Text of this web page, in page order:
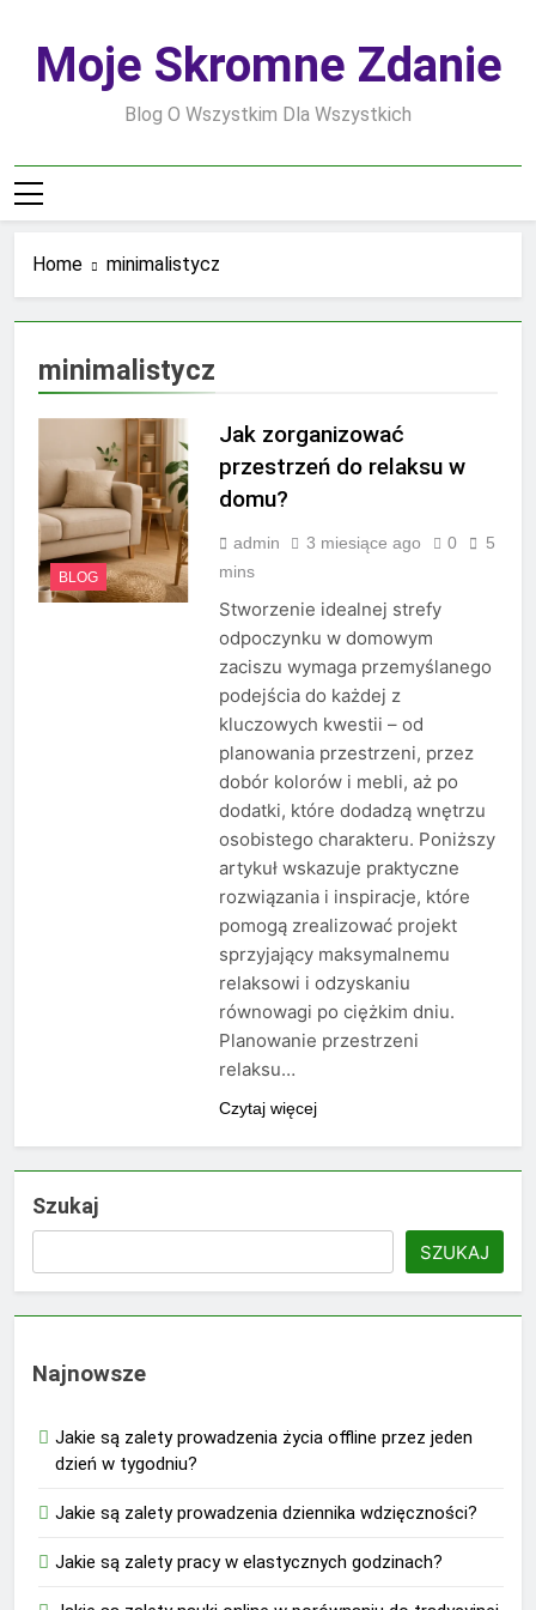
contentMoje Skromne Zdanie
Blog O Wszystkim Dla Wszystkich
Home minimalistycz
minimalistycz
BLOG
Jak zorganizować
przestrzeń do relaksu w
domu?
admin 3 miesiące ago 0
5
mins
Stworzenie idealnej strefy
odpoczynku w domowym
zaciszu wymaga przemyślanego
podejścia do każdej z
kluczowych kwestii – od
planowania przestrzeni, przez
dobór kolorów i mebli, aż po
dodatki, które dodadzą wnętrzu
osobistego charakteru. Poniższy
artykuł wskazuje praktyczne
rozwiązania i inspiracje, które
pomogą zrealizować projekt
sprzyjający maksymalnemu
relaksowi i odzyskaniu
równowagi po ciężkim dniu.
Planowanie przestrzeni
relaksu…
Czytaj więcej
Szukaj
SZUKAJ
Najnowsze
Jakie są zalety prowadzenia życia offline przez jeden
dzień w tygodniu?
Jakie są zalety prowadzenia dziennika wdzięczności?
Jakie są zalety pracy w elastycznych godzinach?